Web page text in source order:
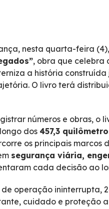
nesta quarta-feira
, obra que celebra
a história
O livro terá
números e obras, o
dos457,3
os principais marcos
segurança viária,
cada decisão ao
de operação ininterrupta,
cuidado e proteção